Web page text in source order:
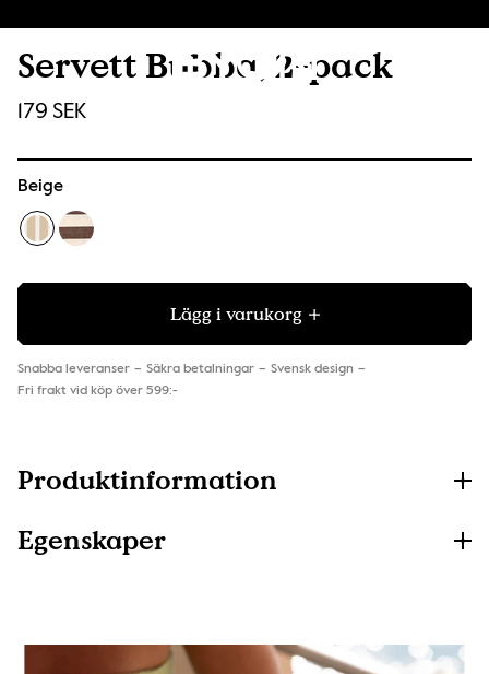
Servett Bubba, 2-pack
179 SEK
Beige
Lägg i varukorg
Snabba leveranser Säkra betalningar
Svensk design
Fri frakt vid köp över 599:-
Produktinformation
Egenskaper